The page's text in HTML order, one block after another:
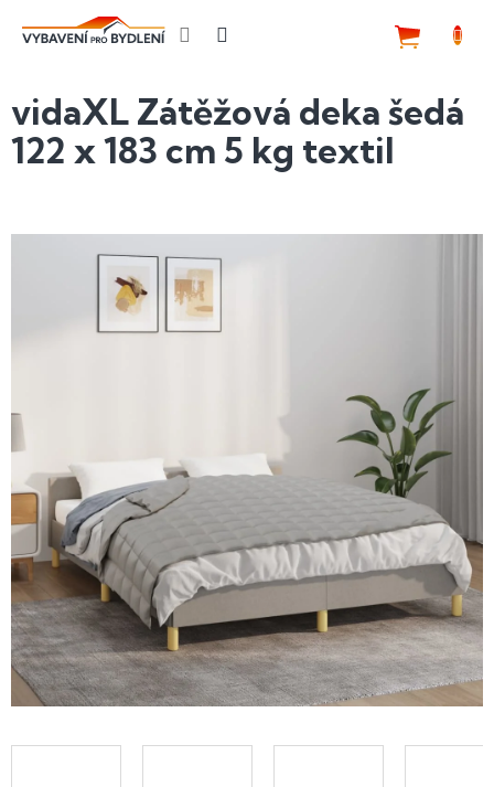
vidaXL Zátěžová deka šedá
122 x 183 cm 5 kg textil